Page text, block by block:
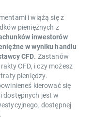
i wiążą się z
pieniężnych z
inwestorów
w wyniku handlu
CFD. Zastanów
CFD, i czy możesz
pieniędzy.
kierować się
dostępnych jest w
dostępnej